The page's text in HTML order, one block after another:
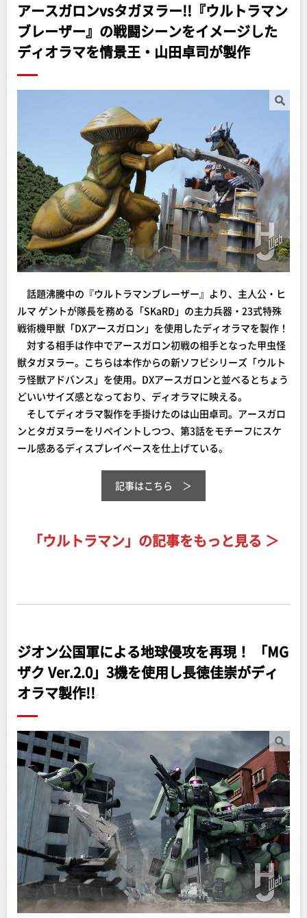
アースガロンvsタガヌラー!!『ウルトラマン
ブレーザー』の戦闘シーンをイメージした
ディオラマを情景王・山田卓司が製作
話題沸騰中の『ウルトラマンブレーザー』より、主人公・ヒ
ルマ ゲントが隊長を務める「SKaRD」の主力兵器・23式特殊
戦術機甲獣「DXアースガロン」を使用したディオラマを製作！
対する相手は作中でアースガロン初戦の相手となった甲虫怪
獣タガヌラー。こちらは本作からの新ソフビシリーズ「ウルト
ラ怪獣アドバンス」を使用。DXアースガロンと並べるとちょう
どいいサイズ感となっており、ディオラマに映える。
そしてディオラマ製作を手掛けたのは山田卓司。アースガロ
ンとタガヌラーをリペイントしつつ、第3話をモチーフにスケ
ール感あるディスプレイベースを仕上げている。
記事はこちら
「ウルトラマン」の記事をもっと見る ＞
ジオン公国軍による地球侵攻を再現！ 「MG
ザク Ver.2.0」3機を使用し長徳佳崇がディ
オラマ製作!!